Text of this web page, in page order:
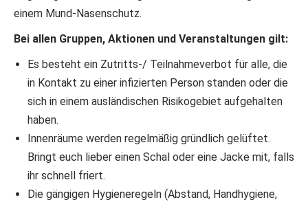
einem Mund-Nasenschutz.
Bei allen Gruppen, Aktionen und Veranstaltungen gilt:
Es besteht ein Zutritts-/ Teilnahmeverbot für alle, die
in Kontakt zu einer infizierten Person standen oder die
sich in einem ausländischen Risikogebiet aufgehalten
haben.
Innenräume werden regelmäßig gründlich gelüftet.
Bringt euch lieber einen Schal oder eine Jacke mit, falls
ihr schnell friert.
Die gängigen Hygieneregeln (Abstand, Handhygiene,